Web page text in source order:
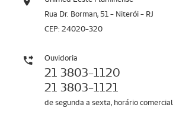
Rua Dr. Borman, 51 - Niterói - RJ
CEP: 24020-320
Ouvidoria
21 3803-1120
21 3803-1121
de segunda a sexta, horário comercial